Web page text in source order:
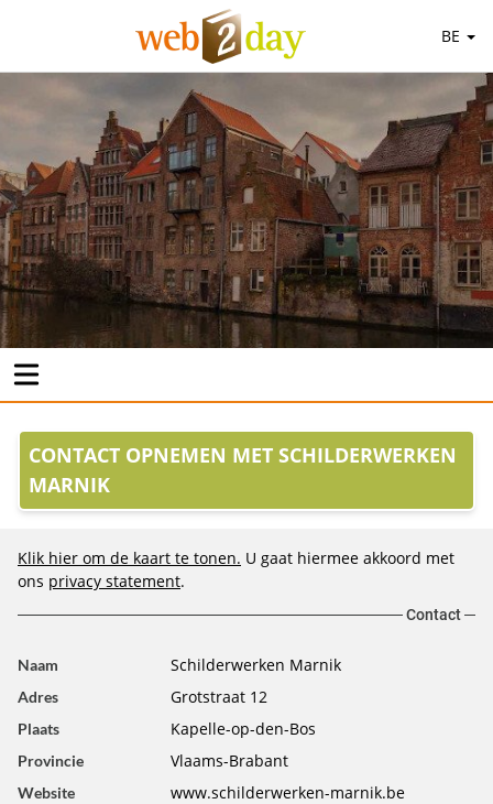
BE
CONTACT OPNEMEN MET SCHILDERWERKEN
MARNIK
Klik hier om de kaart te tonen. U gaat hiermee akkoord met
ons privacy statement.
Contact
Naam Schilderwerken Marnik
Adres Grotstraat 12
Plaats Kapelle-op-den-Bos
Provincie Vlaams-Brabant
Website www.schilderwerken-marnik.be